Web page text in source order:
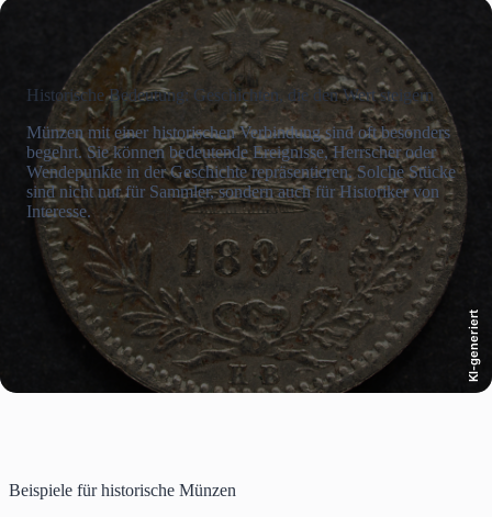
Historische Bedeutung: Geschichten, die den Wert steigern
Münzen mit einer historischen Verbindung sind oft besonders
begehrt. Sie können bedeutende Ereignisse, Herrscher oder
Wendepunkte in der Geschichte repräsentieren. Solche Stücke
sind nicht nur für Sammler, sondern auch für Historiker von
Interesse.
KI-generiert
Beispiele für historische Münzen